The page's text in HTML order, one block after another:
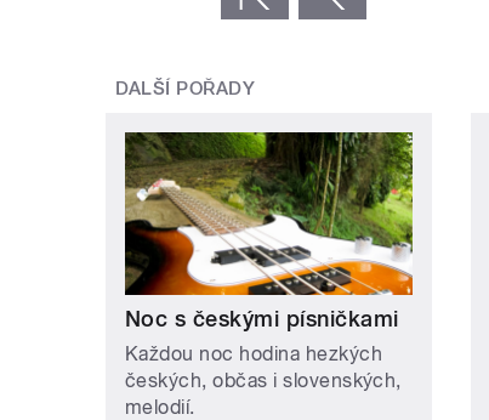
DALŠÍ POŘADY
Noc s českými písničkami
Každou noc hodina hezkých
českých, občas i slovenských,
melodií.